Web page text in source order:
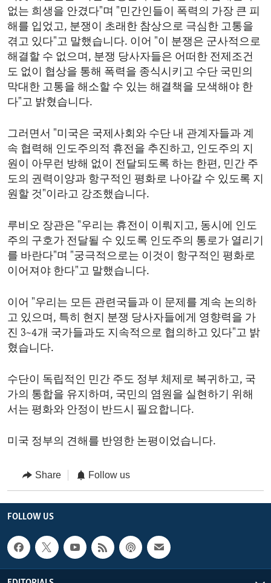
없는 희생을 안겼다"며 "민간인들이 폭력의 가장 큰 피
해를 입었고, 분쟁이 초래한 참상으로 극심한 고통을
겪고 있다"고 말했습니다. 이어 "이 분쟁은 군사적으로
해결할 수 없으며, 분쟁 당사자들은 어떠한 전제조건
도 없이 협상을 통해 폭력을 종식시키고 수단 국민의
막대한 고통을 해소할 수 있는 해결책을 모색해야 한
다"고 밝혔습니다.
그러면서 "미국은 국제사회와 수단 내 관계자들과 계
속 협력해 인도주의적 휴전을 추진하고, 인도주의 지
원이 아무런 방해 없이 전달되도록 하는 한편, 민간 주
도의 권력이양과 항구적인 평화로 나아갈 수 있도록 지
원할 것"이라고 강조했습니다.
루비오 장관은 "우리는 휴전이 이뤄지고, 동시에 인도
주의 구호가 전달될 수 있도록 인도주의 통로가 열리기
를 바란다"며 "궁극적으로는 이것이 항구적인 평화로
이어져야 한다"고 말했습니다.
이어 "우리는 모든 관련국들과 이 문제를 계속 논의하
고 있으며, 특히 현지 분쟁 당사자들에게 영향력을 가
진 3~4개 국가들과도 지속적으로 협의하고 있다"고 밝
혔습니다.
수단이 독립적인 민간 주도 정부 체제로 복귀하고, 국
가의 통합을 유지하며, 국민의 염원을 실현하기 위해
서는 평화와 안정이 반드시 필요합니다.
미국 정부의 견해를 반영한 논평이었습니다.
Share Follow us
FOLLOW US